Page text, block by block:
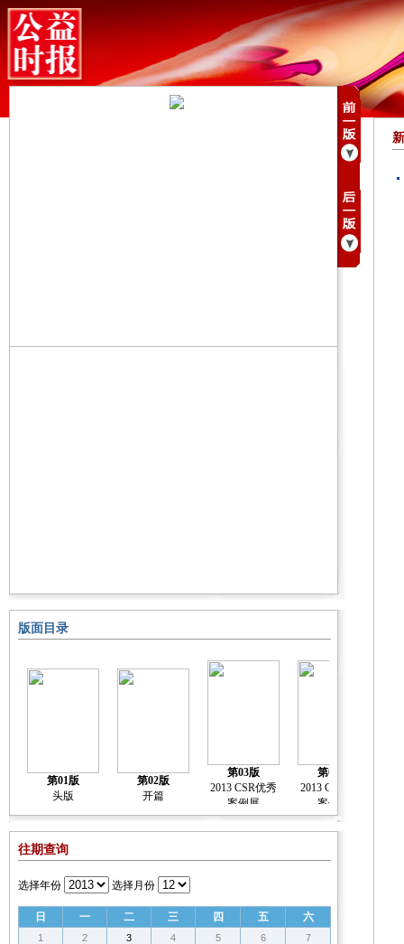
版面目录
第01版
头版
第02版
开篇
第03版
2013 CSR优秀
案例展
第04版
2013 CSR优秀
案例展
往期查询
选择年份 选择月份
日 一 二 三 四 五 六
1 2 3 4 5 6
7